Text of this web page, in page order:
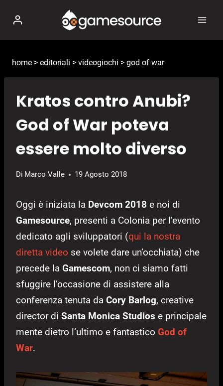
contenuto
home > editoriali > videogiochi > god of war
Kratos contro Anubi?
God of War poteva
essere molto diverso
Di Marco Valle 19 Agosto 2018
Oggi è iniziata la Devcom 2018 e noi di
Gamesource, presenti a Colonia per l’evento
dedicato agli sviluppatori (qui la nostra
diretta video se volete dare un’occhiata) che
precede la Gamescom, non ci siamo fatti
sfuggire l’occasione di assistere alla
conferenza tenuta da Cory Barlog, creative
director di Santa Monica Studios e principale
mente dietro l’ultimo e fantastico God of
War.